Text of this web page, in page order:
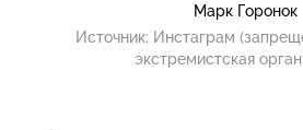
Марк Горонок
Источник: Инстаграм
экстремистская